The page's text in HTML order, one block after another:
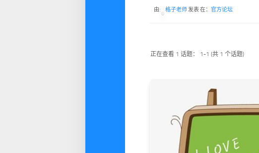
由: 格子老师发表在： 官方论坛
正在查看 1 话题： 1-1 (共 1 个话题)